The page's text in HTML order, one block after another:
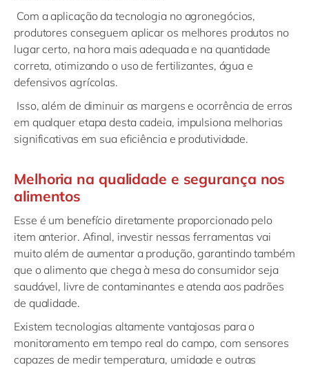
Com a aplicação da tecnologia no agronegócios,
produtores conseguem aplicar os melhores produtos no
lugar certo, na hora mais adequada e na quantidade
correta, otimizando o uso de fertilizantes, água e
defensivos agrícolas.
Isso, além de diminuir as margens e ocorrência de erros
em qualquer etapa desta cadeia, impulsiona melhorias
significativas em sua eficiência e produtividade.
Melhoria na qualidade e segurança nos
alimentos
Esse é um benefício diretamente proporcionado pelo
item anterior. Afinal, investir nessas ferramentas vai
muito além de aumentar a produção, garantindo também
que o alimento que chega à mesa do consumidor seja
saudável, livre de contaminantes e atenda aos padrões
de qualidade.
Existem tecnologias altamente vantajosas para o
monitoramento em tempo real do campo, com sensores
capazes de medir temperatura, umidade e outras